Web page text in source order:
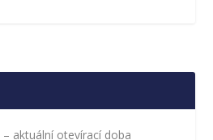
– aktuální otevírací doba